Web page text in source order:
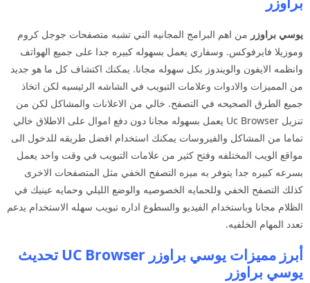
يوسي براوزر من اهم البرامج المجانيه التي تشبه متصفحات جوجل كروم
وموزيلا فايرفوكس. وسفاري يعمل بسهوله كبيره جدا على جميع الهواتف
وانظمه الايفون والويندوز بكل سهوله مجانا. يمكنك اكتشاف كل ما هو جديد
من المميزات والادوات وعلامات التبويب في الشاشه الرئيسيه لكن اتخاذ
جميع الطرق الصحيحه في التصفح. خالي من الاعلانات والمشاكل لكن من
تنزيل Uc Browser يعمل بسهوله مجانا دون دفع اموال على الاطلاق خالي
تماما من المشاكل والفيروسات يمكنك استخدام افضل طريقه للدخول الى
مواقع الويب المختلفه وفتح كثير من علامات التبويب في وقت واحد يعمل
بسرعه كبيره جدا يتوفر به ميزه التصفح الخفي مثل المتصفحات الاخرى
كذلك التصفح الخفي وللحمايه الخصوصيه والوضع الليلي وحمايه عينيك في
الظلام مجانا وباستخدام الفيديو والسطوع اداره تبويب سهله الاستخدام يدعم
تعدد المهام الخلفيه.
أبرز مميزات يوسي براوزر UC Browser تحديث
يوسي براوزر